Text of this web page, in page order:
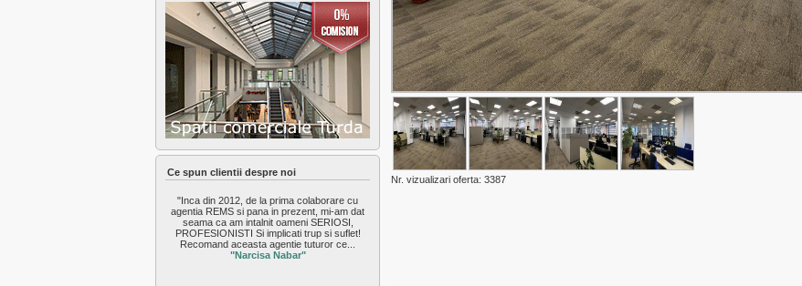
Exterior Nord
Exterior Sud
Exterior Vest
Faget
Feleac
Floresti
Gara
Gheorgheni
Gilau
Grigorescu
Hasdeu
Intre Lacuri
Iris
Manastur
Ce spun clientii despre noi
"Inca din 2012, de la prima colaborare cu
agentia REMS si pana in prezent, mi-am dat
seama ca am intalnit oameni SERIOSI,
PROFESIONISTI Si implicati trup si suflet!
Recomand aceasta agentie tuturor ce...
"Narcisa Nabar"
Nr. vizualizari oferta: 3387